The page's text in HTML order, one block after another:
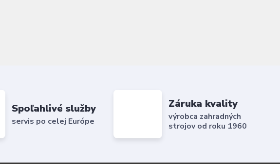
Spoľahlivé služby
servis po celej Európe
Záruka kvality
výrobca zahradných
strojov od roku 1960